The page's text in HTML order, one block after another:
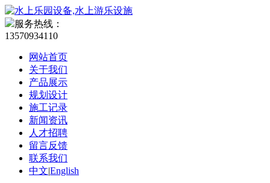
服务热线：
13570934110
网站首页
关于我们
产品展示
规划设计
施工记录
新闻资讯
人才招聘
留言反馈
联系我们
中文|English